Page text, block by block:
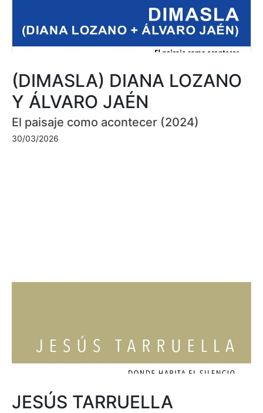
(DIMASLA) DIANA LOZANO
Y ÁLVARO JAÉN
El paisaje como acontecer (2024)
30/03/2026
JESÚS TARRUELLA